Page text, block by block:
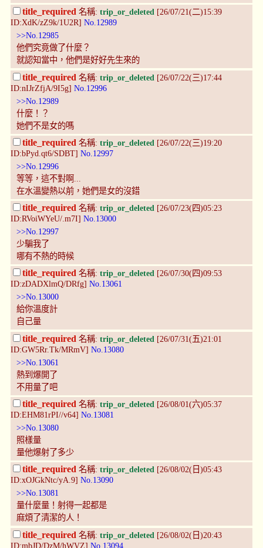
title_required 名稱: trip_or_deleted [26/07/21(二)15:39
ID:XdK/zZ9k/1U2R] No.12989
>>No.12985
他們究竟做了什麼？
就認知當中，他們是好好先生來的
title_required 名稱: trip_or_deleted [26/07/22(三)17:44
ID:nIJrZfjA/9I5g] No.12996
>>No.12989
什麼！？
她們不是女的嗎
title_required 名稱: trip_or_deleted [26/07/22(三)19:20
ID:bPyd.qt6/SDBT] No.12997
>>No.12996
等等，這不對啊...
在水溫變熱以前，她們是女的沒錯
title_required 名稱: trip_or_deleted [26/07/23(四)05:23
ID:RVoiWYeU/.m7I] No.13000
>>No.12997
少騙我了
哪有不熱的時候
title_required 名稱: trip_or_deleted [26/07/30(四)09:53
ID:zDADXlmQ/DRfg] No.13061
>>No.13000
給你溫度計
自己量
title_required 名稱: trip_or_deleted [26/07/31(五)21:01
ID:GW5Rr.Tk/MRmV] No.13080
>>No.13061
熱到爆開了
不用量了吧
title_required 名稱: trip_or_deleted [26/08/01(六)05:37
ID:EHM81rPI//v64] No.13081
>>No.13080
照樣量
量他爆射了多少
title_required 名稱: trip_or_deleted [26/08/02(日)05:43
ID:xOJGkNtc/yA.9] No.13090
>>No.13081
量什麼量！射得一起都是
麻煩了清潔的人！
title_required 名稱: trip_or_deleted [26/08/02(日)20:43
ID:mbJD/DzM/hWVZ] No.13094